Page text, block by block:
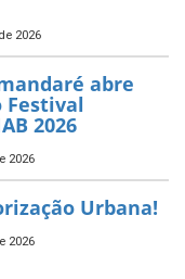
Selo
pelo
e
no apoio ao
2026